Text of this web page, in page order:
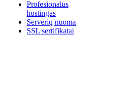
Profesionalus
hostingas
Serverių nuoma
SSL sertifikatai